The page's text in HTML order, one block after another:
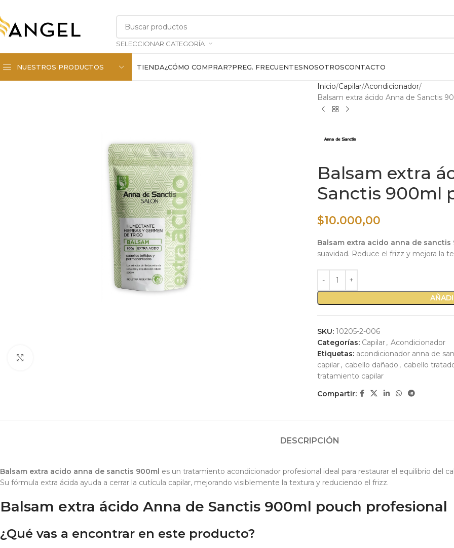
SELECCIONAR CATEGORÍA
NUESTROS PRODUCTOS TIENDA¿CÓMO COMPRAR?PREG. FRECUENTESNOSOTROSCONTACTO
Inicio Capilar Acondicionador
Balsam extra ácido Anna de Sanctis
Balsam extra
Sanctis 900ml
$10.000,00
Balsam extra acido anna de sanctis
suavidad. Reduce el frizz y mejora la
SKU: 10205-2-006
Categorías: Capilar, Acondicionador
Etiquetas: acondicionador anna de
capilar, cabello dañado , cabello
tratamiento capilar
Compartir:
DESCRIPCIÓN
Balsam extra acido anna de sanctis 900ml es un tratamiento acondicionador profesional ideal para restaurar el equilibrio del
Su fórmula extra ácida ayuda a cerrar la cutícula capilar, mejorando visiblemente la textura y reduciendo el frizz.
Balsam extra ácido Anna de Sanctis 900ml pouch profesional
¿Qué vas a encontrar en este producto?